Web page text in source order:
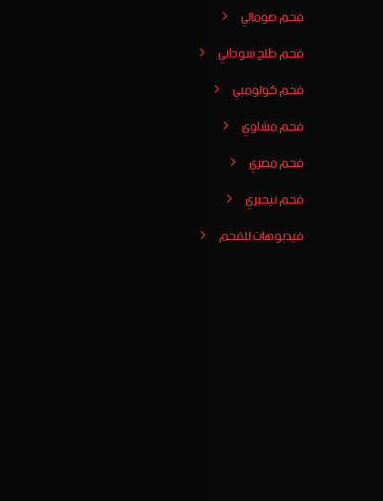
فحم صومالي
فحم طلح سوداني
فحم كولومبي
فحم مشاوي
فحم مصري
فحم نيجيري
فيدبوهات للفحم